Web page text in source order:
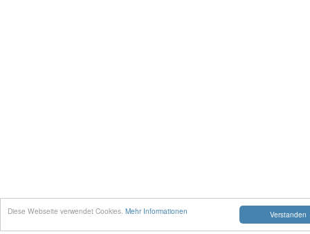
Verstanden
Diese Webseite verwendet Cookies. Mehr Informationen